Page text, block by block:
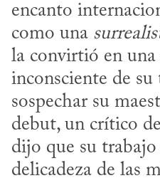
encanto
como una
la convirtió en una
inconsciente de su
sospechar su
debut, un crítico
dijo que su
delicadeza de las